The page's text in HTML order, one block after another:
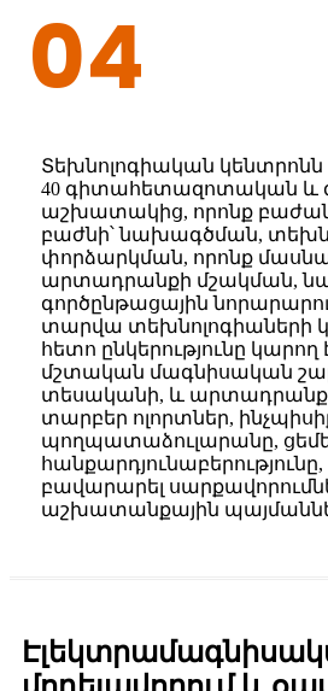
04
Տեխնոլոգիական կենտրոնն
40 գիտահետազոտական ​​և
աշխատակից, որոնք
բաժնի՝ նախագծման,
փորձարկման, որոնք
արտադրանքի մշակման,
գործընթացային
տարվա տեխնոլոգիաների
հետո ընկերությունը կարող
մշտական ​​մագնիսական
տեսականի, և արտադրանքը
տարբեր ոլորտներ,
պողպատաձուլարանը,
բավարարել
աշխատանքային